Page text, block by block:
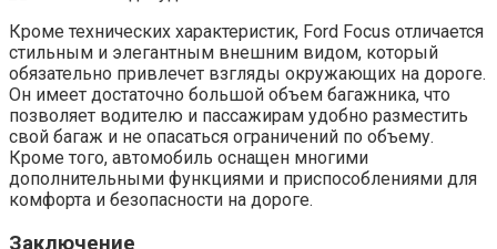
Кроме технических характеристик, Ford Focus отличается
стильным и элегантным внешним видом, который
обязательно привлечет взгляды окружающих на дороге.
Он имеет достаточно большой объем багажника, что
позволяет водителю и пассажирам удобно разместить
свой багаж и не опасаться ограничений по объему.
Кроме того, автомобиль оснащен многими
дополнительными функциями и приспособлениями для
комфорта и безопасности на дороге.
Заключение